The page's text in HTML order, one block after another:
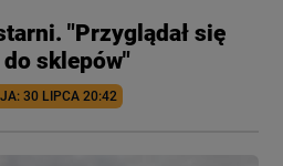
"Przyglądał się
do sklepów"
30 LIPCA 20:42